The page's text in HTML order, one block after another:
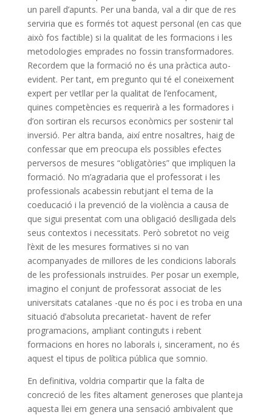
un parell d’apunts. Per una banda, val a dir que de res
serviria que es formés tot aquest personal (en cas que
això fos factible) si la qualitat de les formacions i les
metodologies emprades no fossin transformadores.
Recordem que la formació no és una pràctica auto-
evident. Per tant, em pregunto qui té el coneixement
expert per vetllar per la qualitat de l’enfocament,
quines competències es requerirà a les formadores i
d’on sortiran els recursos econòmics per sostenir tal
inversió. Per altra banda, així entre nosaltres, haig de
confessar que em preocupa els possibles efectes
perversos de mesures “obligatòries” que impliquen la
formació. No m’agradaria que el professorat i les
professionals acabessin rebutjant el tema de la
coeducació i la prevenció de la violència a causa de
que sigui presentat com una obligació deslligada dels
seus contextos i necessitats. Però sobretot no veig
l’èxit de les mesures formatives si no van
acompanyades de millores de les condicions laborals
de les professionals instruïdes. Per posar un exemple,
imagino el conjunt de professorat associat de les
universitats catalanes -que no és poc i es troba en una
situació d’absoluta precarietat- havent de refer
programacions, ampliant continguts i rebent
formacions en hores no laborals i, sincerament, no és
aquest el tipus de política pública que somnio.
En definitiva, voldria compartir que la falta de
concreció de les fites altament generoses que planteja
aquesta llei em genera una sensació ambivalent que